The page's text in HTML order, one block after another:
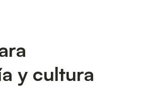
y cultura